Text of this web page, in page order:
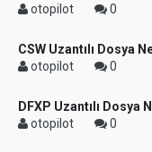
otopilot
0
CSW Uzantılı Dosya
otopilot
0
DFXP Uzantılı Dosya
otopilot
0